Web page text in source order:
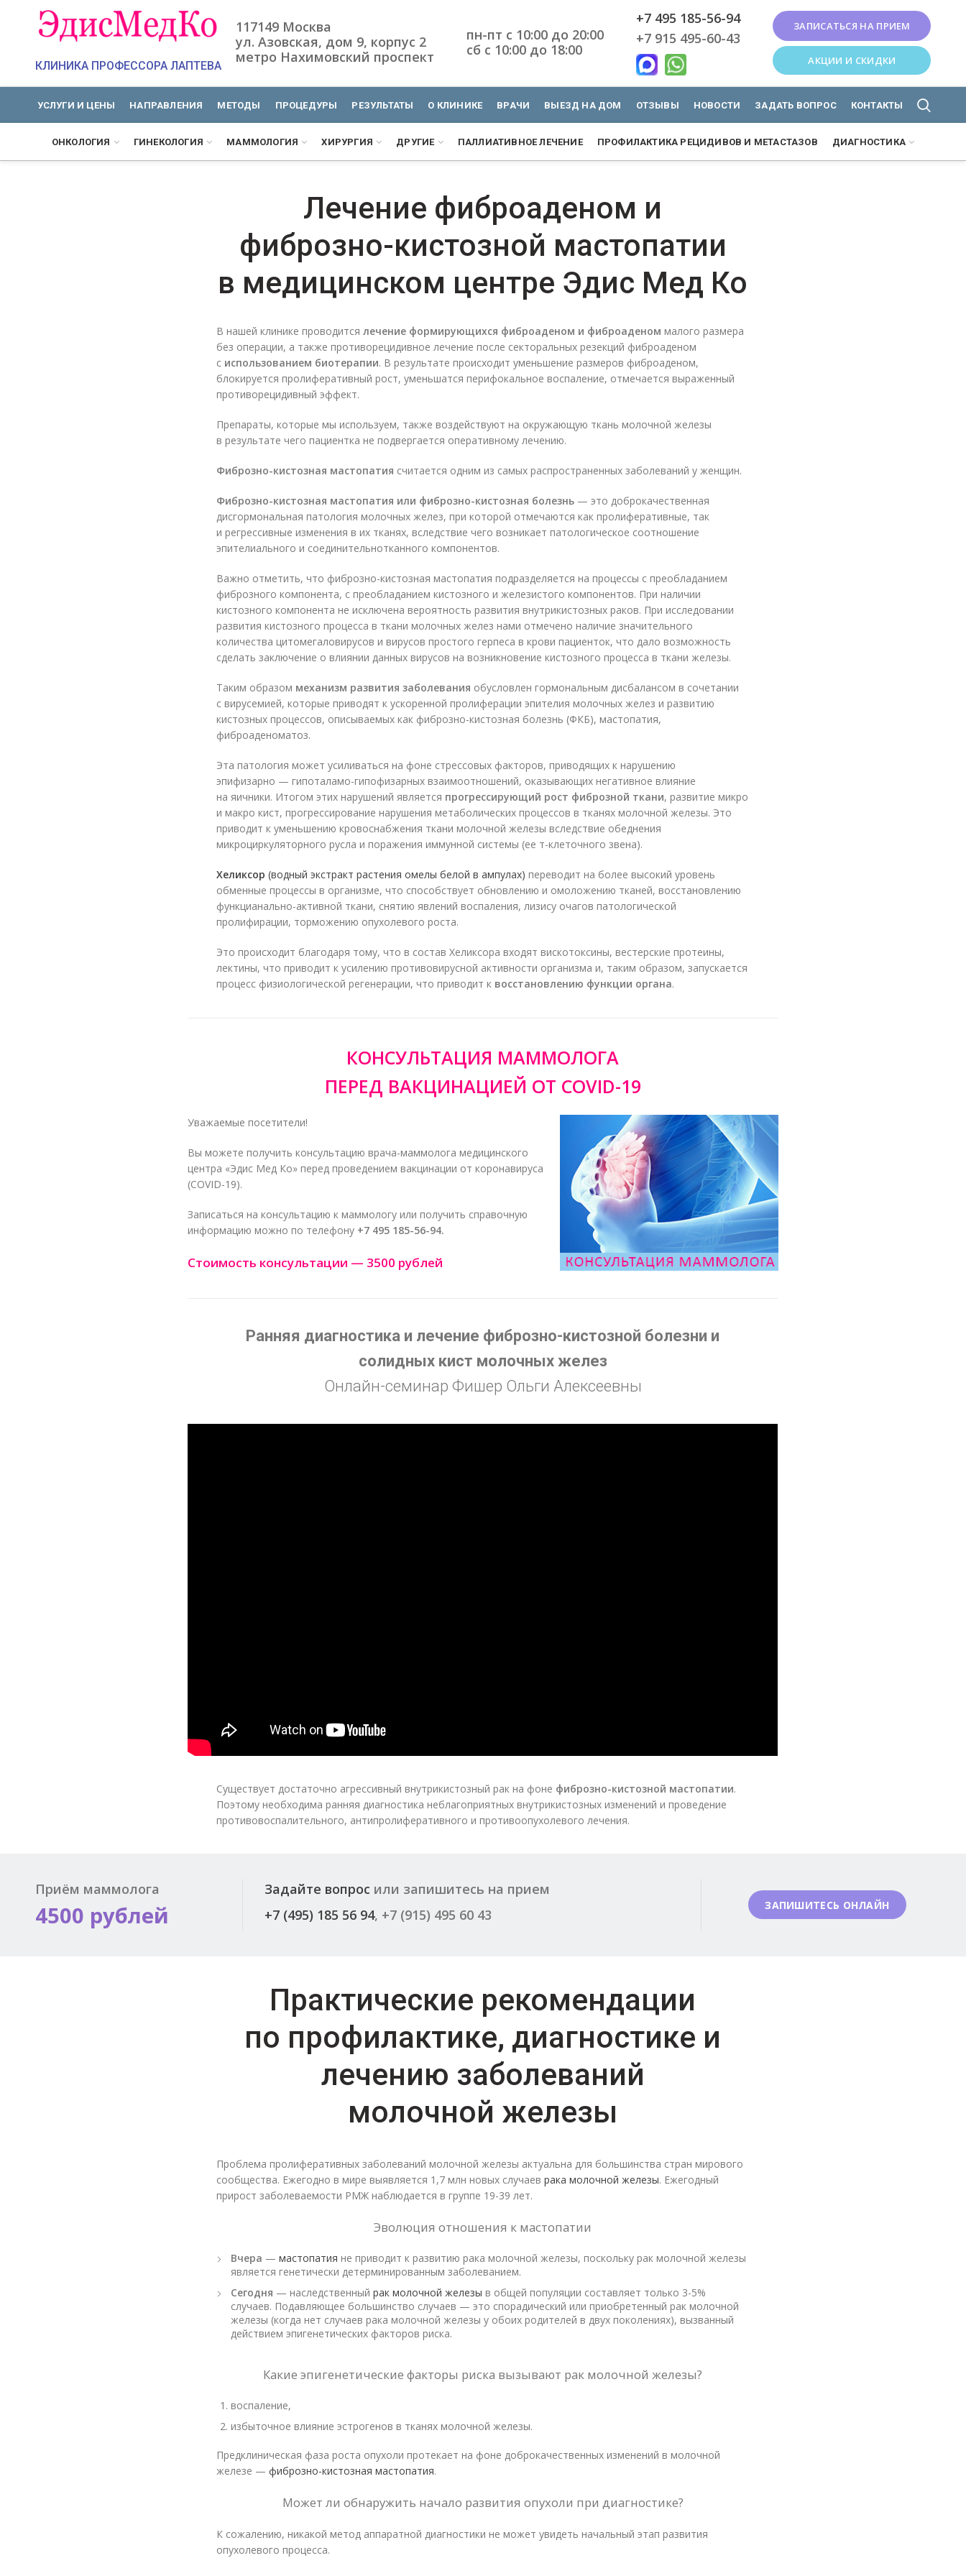
КЛИНИКА ПРОФЕССОРА ЛАПТЕВА
117149 Москва
ул. Азовская, дом 9, корпус 2
метро Нахимовский проспект
пн-пт с 10:00 до 20:00
сб с 10:00 до 18:00
+7 495 185-56-94
+7 915 495-60-43
ЗАПИСАТЬСЯ НА ПРИЕМ
АКЦИИ И СКИДКИ
УСЛУГИ И ЦЕНЫ НАПРАВЛЕНИЯ МЕТОДЫ ПРОЦЕДУРЫ РЕЗУЛЬТАТЫ О КЛИНИКЕ ВРАЧИ ВЫЕЗД НА ДОМ ОТЗЫВЫ НОВОСТИ ЗАДАТЬ ВОПРОС КОНТАКТЫ
ОНКОЛОГИЯ ГИНЕКОЛОГИЯ МАММОЛОГИЯ ХИРУРГИЯ ДРУГИЕ ПАЛЛИАТИВНОЕ ЛЕЧЕНИЕ ПРОФИЛАКТИКА РЕЦИДИВОВ И МЕТАСТАЗОВ ДИАГНОСТИКА
Лечение фиброаденом и
фиброзно-кистозной мастопатии
в медицинском центре Эдис Мед Ко
В нашей клинике проводитсялечение формирующихся фиброаденом и фиброаденом малого размера
без операции, а также противорецидивное лечение после секторальных резекций фиброаденом
с использованием биотерапии. В результате происходит уменьшение размеров фиброаденом,
блокируется пролиферативный рост, уменьшатся перифокальное воспаление, отмечается выраженный
противорецидивный эффект.
Препараты, которые мы используем, также воздействуют на окружающую ткань молочной железы
в результате чего пациентка не подвергается оперативному лечению.
Фиброзно-кистозная мастопатия считается одним из самых распространенных заболеваний у женщин.
Фиброзно-кистозная мастопатия или фиброзно-кистозная болезнь — это доброкачественная
дисгормональная патология молочных желез, при которой отмечаются как пролиферативные, так
и регрессивные изменения в их тканях, вследствие чего возникает патологическое соотношение
эпителиального и соединительнотканного компонентов.
Важно отметить, что фиброзно-кистозная мастопатия подразделяется на процессы с преобладанием
фиброзного компонента, с преобладанием кистозного и железистого компонентов. При наличии
кистозного компонента не исключена вероятность развития внутрикистозных раков. При исследовании
развития кистозного процесса в ткани молочных желез нами отмечено наличие значительного
количества цитомегаловирусов и вирусов простого герпеса в крови пациенток, что дало возможность
сделать заключение о влиянии данных вирусов на возникновение кистозного процесса в ткани железы.
Таким образом механизм развития заболевания обусловлен гормональным дисбалансом в сочетании
с вирусемией, которые приводят к ускоренной пролиферации эпителия молочных желез и развитию
кистозных процессов, описываемых как фиброзно-кистозная болезнь (ФКБ), мастопатия,
фиброаденоматоз.
Эта патология может усиливаться на фоне стрессовых факторов, приводящих к нарушению
эпифизарно — гипоталамо-гипофизарных взаимоотношений, оказывающих негативное влияние
на яичники. Итогом этих нарушений является прогрессирующий рост фиброзной ткани, развитие микро
и макро кист, прогрессирование нарушения метаболических процессов в тканях молочной железы. Это
приводит к уменьшению кровоснабжения ткани молочной железы вследствие обеднения
микроциркуляторного русла и поражения иммунной системы (ее т-клеточного звена).
Хеликсор (водный экстракт растения омелы белой в ампулах) переводит на более высокий уровень
обменные процессы в организме, что способствует обновлению и омоложению тканей, восстановлению
функцианально-активной ткани, снятию явлений воспаления, лизису очагов патологической
пролифирации, торможению опухолевого роста.
Это происходит благодаря тому, что в состав Хеликсора входят вискотоксины, вестерские протеины,
лектины, что приводит к усилению противовирусной активности организма и, таким образом, запускается
процесс физиологической регенерации, что приводит к восстановлению функции органа.
КОНСУЛЬТАЦИЯ МАММОЛОГА
ПЕРЕД ВАКЦИНАЦИЕЙ ОТ COVID-19
Уважаемые посетители!
Вы можете получить консультацию врача-маммолога медицинского
центра «Эдис Мед Ко» перед проведением вакцинации от коронавируса
(COVID-19).
Записаться на консультацию к маммологу или получить справочную
информацию можно по телефону +7 495 185-56-94.
Стоимость консультации — 3500 рублей
Ранняя диагностика и лечение фиброзно-кистозной болезни и
солидных кист молочных желез
Онлайн-семинар Фишер Ольги Алексеевны
Существует достаточно агрессивный внутрикистозный рак на фоне фиброзно-кистозной мастопатии.
Поэтому необходима ранняя диагностика неблагоприятных внутрикистозных изменений и проведение
противовоспалительного, антипролиферативного и противоопухолевого лечения.
Приём маммолога
4500 рублей
Задайте вопрос или запишитесь на прием
+7 (495) 185 56 94, +7 (915) 495 60 43
ЗАПИШИТЕСЬ ОНЛАЙН
Практические рекомендации
по профилактике, диагностике и
лечению ​заболеваний
молочной железы
Проблема пролиферативных заболеваний молочной железы актуальна для большинства стран мирового
сообщества. Ежегодно в мире выявляется 1,7 млн новых случаеврака молочной железы. Ежегодный
прирост заболеваемости РМЖ наблюдается в группе 19-39 лет.
Эволюция отношения к мастопатии
Вчера —мастопатия не приводит к развитию рака молочной железы, поскольку рак молочной железы
является генетически детерминированным заболеванием.
Сегодня — наследственныйрак молочной железы в общей популяции составляет только 3-5%
случаев. Подавляющее большинство случаев — это спорадический или приобретенный рак молочной
железы (когда нет случаев рака молочной железы у обоих родителей в двух поколениях), вызванный
действием эпигенетических факторов риска.
Какие эпигенетические факторы риска вызывают рак молочной железы?
воспаление,
избыточное влияние эстрогенов в тканях молочной железы.
Предклиническая фаза роста опухоли протекает на фоне доброкачественных изменений в молочной
железе —фиброзно-кистозная мастопатия.
Может ли обнаружить начало развития опухоли при диагностике?
К сожалению, никакой метод аппаратной диагностики не может увидеть начальный этап развития
опухолевого процесса.